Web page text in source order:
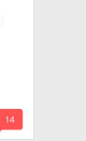
mode_comment
14